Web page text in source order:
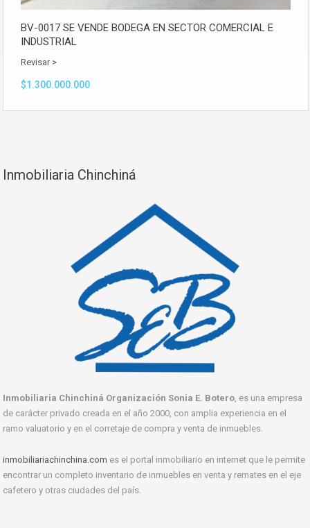
BV-0017 SE VENDE BODEGA EN SECTOR COMERCIAL E
INDUSTRIAL
Revisar >
$1.300.000.000
Inmobiliaria Chinchiná
Inmobiliaria Chinchiná Organización Sonia E. Botero , es una empresa
de carácter privado creada en el año 2000, con amplia experiencia en el
ramo valuatorio y en el corretaje de compra y venta de inmuebles.
inmobiliariachinchina.com es el portal inmobiliario en internet que le permite
encontrar un completo inventario de inmuebles en venta y remates en el eje
cafetero y otras ciudades del país.